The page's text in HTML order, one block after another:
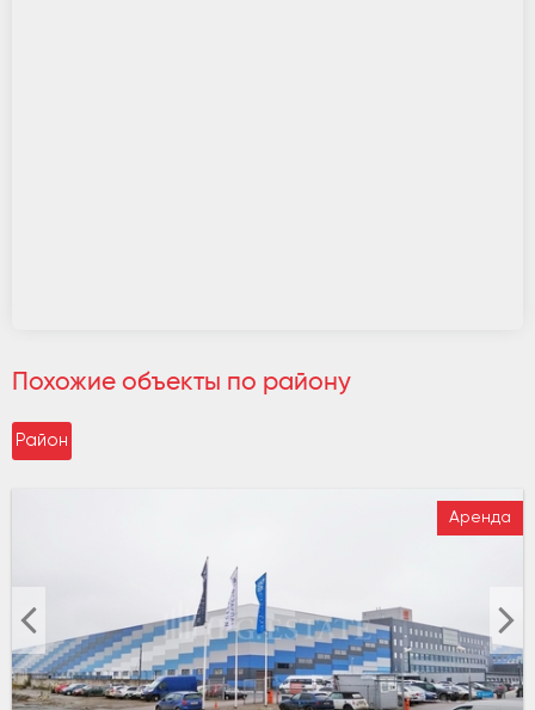
Похожие объекты по району
Район
Аренда